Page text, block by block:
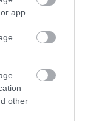
app.
other
1/4'' 5μ R2